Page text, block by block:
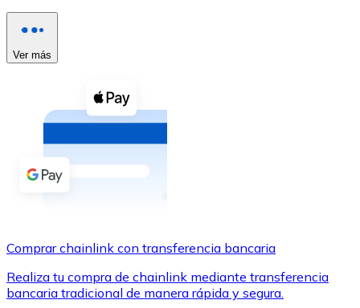
Ver todo
Compra criptomonedas con efectivo en tu tienda más
Comprar con efectivo
Transferencia SEPA
Añade fondos a tu cuenta Bitnovo o realiza compras
Comprar con Transferencia
Utiliza tarjetas Visa y Mastercard para comprar
Comprar con tarjeta
Tienda - Tarjetas regalo
Ver más
Comprar chainlink con transferencia bancaria
Realiza tu compra de chainlink mediante transferencia
bancaria tradicional de manera rápida y segura.